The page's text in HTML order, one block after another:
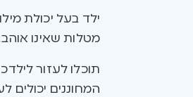
ילד בעל יכולת
מטלות שאינו
תוכלו לעזור
המחוננים יכולים